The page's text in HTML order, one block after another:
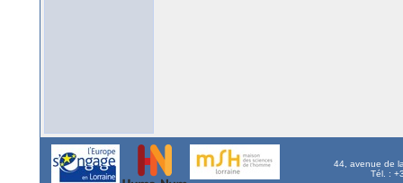
44, avenue de
Tél. :